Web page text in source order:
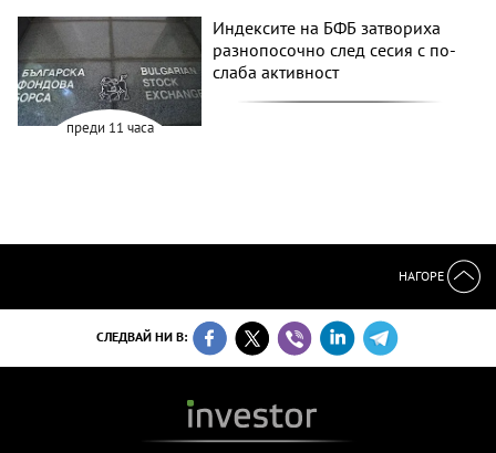
преди 11 часа
Индексите на БФБ затвориха
разнопосочно след сесия с по-
слаба активност
НАГОРЕ
СЛЕДВАЙ НИ В: